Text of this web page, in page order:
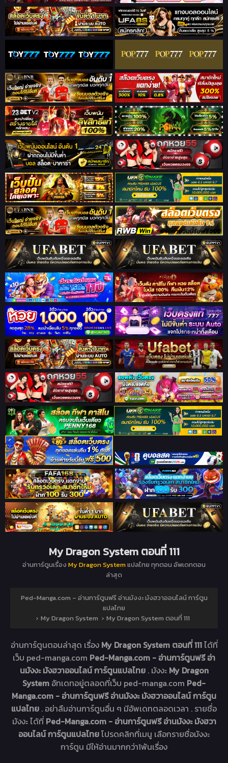
My Dragon System ตอนที่ 111
อ่านการ์ตูนเรื่อง My Dragon Systemแปลไทย ทุกตอน อัพเดทตอน
ล่าสุด
Ped-Manga.com – อ่านการ์ตูนฟรี อ่านมังงะ มังฮวาออนไลน์ การ์ตูน
แปลไทย
› My Dragon System › My Dragon System ตอนที่ 111
อ่านการ์ตูนตอนล่าสุด เรื่อง My Dragon System ตอนที่ 111ได้ที่
เว็บ ped-manga.com Ped-Manga.com - อ่านการ์ตูนฟรี อ่า
นมังงะ มังฮวาออนไลน์ การ์ตูนแปลไทย . มังงะ My Dragon
System อัทเดทอยู่ตลอดที่เว็บ ped-manga.com Ped-
Manga.com - อ่านการ์ตูนฟรี อ่านมังงะ มังฮวาออนไลน์ การ์ตูน
แปลไทย . อย่าลืมอ่านการ์ตูนอื่น ๆ มีอัพเดทตลอดเวลา . รายชื่อ
มังงะ ได้ที่ Ped-Manga.com - อ่านการ์ตูนฟรี อ่านมังงะ มังฮวา
ออนไลน์ การ์ตูนแปลไทยโปรดคลิกที่เมนู เลือกรายชื่อมังงะ
การ์ตูน มีให้อ่านมากกว่า1พันเรื่อง